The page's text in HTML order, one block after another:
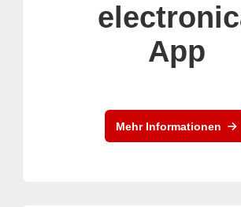
App
Mehr Informationen